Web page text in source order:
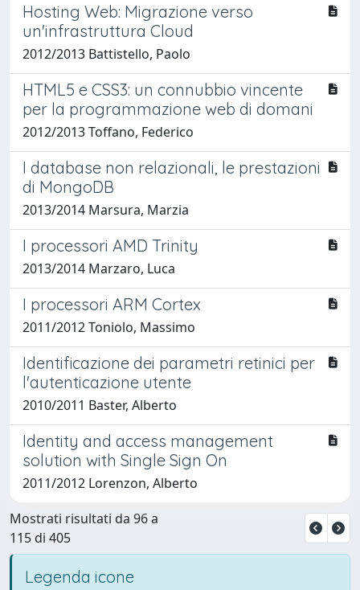
Hosting Web: Migrazione verso
un'infrastruttura Cloud
2012/2013 Battistello, Paolo
HTML5 e CSS3: un connubbio vincente
per la programmazione web di domani
2012/2013 Toffano, Federico
I database non relazionali, le prestazioni
di MongoDB
2013/2014 Marsura, Marzia
I processori AMD Trinity
2013/2014 Marzaro, Luca
I processori ARM Cortex
2011/2012 Toniolo, Massimo
Identificazione dei parametri retinici per
l'autenticazione utente
2010/2011 Baster, Alberto
Identity and access management
solution with Single Sign On
2011/2012 Lorenzon, Alberto
Mostrati risultati da 96 a
115 di 405
Legenda icone